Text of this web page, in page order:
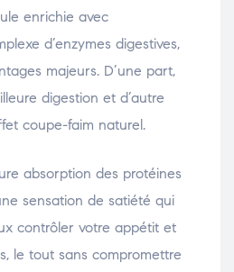
enrichie avec
d’enzymes digestives,
majeurs. D’une part,
digestion et d’autre
coupe-faim naturel.
absorption des protéines
sensation de satiété qui
contrôler votre appétit et
le tout sans compromettre